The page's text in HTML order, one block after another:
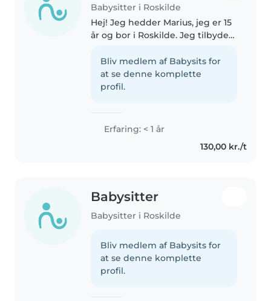
Babysitter i Roskilde
Hej! Jeg hedder Marius, jeg er 15
år og bor i Roskilde. Jeg tilbyder
aftenen og i weekender. Jeg har
erfaring med at passe andre
børn og kan hjælpe..
Bliv medlem af Babysits for
at se denne komplette
profil.
Erfaring: < 1 år
130,00 kr./t
Babysitter
Babysitter i Roskilde
Bliv medlem af Babysits for
at se denne komplette
profil.